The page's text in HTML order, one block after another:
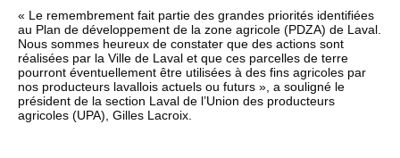
« Le remembrement fait partie des grandes priorités identifiées
au Plan de développement de la zone agricole (PDZA) de Laval.
Nous sommes heureux de constater que des actions sont
réalisées par la Ville de Laval et que ces parcelles de terre
pourront éventuellement être utilisées à des fins agricoles par
nos producteurs lavallois actuels ou futurs », a souligné le
président de la section Laval de l’Union des producteurs
agricoles (UPA), Gilles Lacroix.